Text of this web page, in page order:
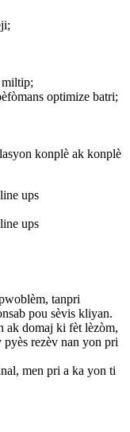
optimize batri;
konplè ak konplè
tanpri
pou sèvis kliyan.
ak domaj ki fèt lèzòm,
rezèv nan yon pri
men pri a ka yon ti